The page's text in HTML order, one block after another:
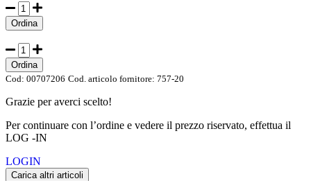
Ordina
Ordina
Cod: 00707206 Cod. articolo fornitore: 757-20
Grazie per averci scelto!
Per continuare con l’ordine e vedere il prezzo riservato, effettua il
LOG -IN
LOGIN
Carica altri articoli